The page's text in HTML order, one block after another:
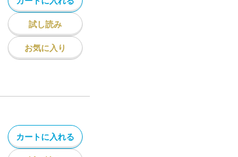
試し読み
お気に入り
カートに入れる